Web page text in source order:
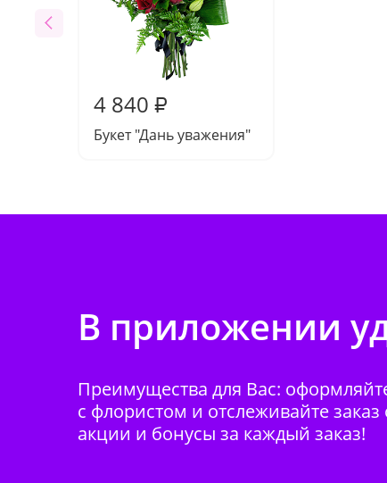
4 840 ₽
Букет "Дань уважения"
В приложении
Преимущества для Вас:
с флористом и отслеживайте
акции и бонусы за каждый заказ!